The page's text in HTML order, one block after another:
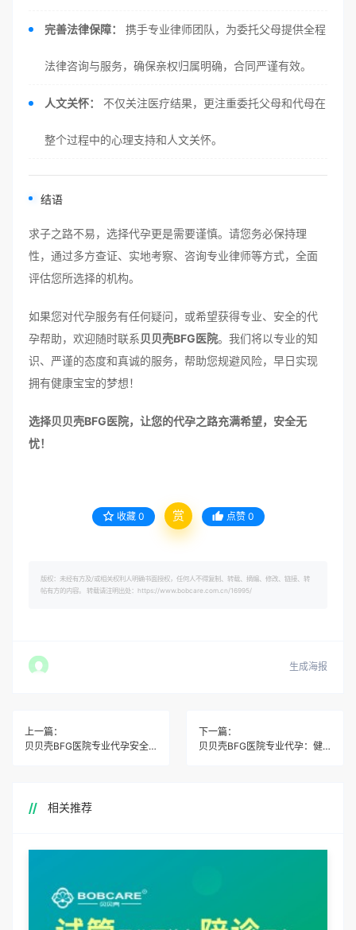
完善法律保障： 携手专业律师团队，为委托父母提供全程
法律咨询与服务，确保亲权归属明确，合同严谨有效。
人文关怀： 不仅关注医疗结果，更注重委托父母和代母在
整个过程中的心理支持和人文关怀。
结语
求子之路不易，选择代孕更是需要谨慎。请您务必保持理
性，通过多方查证、实地考察、咨询专业律师等方式，全面
评估您所选择的机构。
如果您对代孕服务有任何疑问，或希望获得专业、安全的代
孕帮助，欢迎随时联系贝贝壳BFG医院。我们将以专业的知
识、严谨的态度和真诚的服务，帮助您规避风险，早日实现
拥有健康宝宝的梦想！
选择贝贝壳BFG医院，让您的代孕之路充满希望，安全无
忧！
收藏 0 赏 点赞 0
版权：未经有方及/或相关权利人明确书面授权，任何人不得复制、转载、摘编、修改、链接、转
帖有方的内容。 转载请注明出处：https://www.bobcare.com.cn/16995/
生成海报
上一篇：
贝贝壳BFG医院专业代孕安全吗？从法律到医疗的闭环保障
下一篇：
贝贝壳BFG医院专业代孕：健全法务团队，全程保驾护航
相关推荐